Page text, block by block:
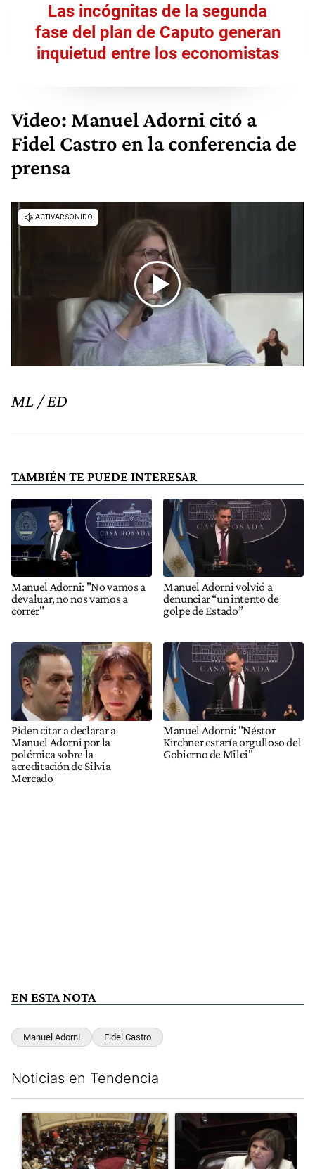
Las incógnitas de la segunda
fase del plan de Caputo generan
inquietud entre los economistas
Video: Manuel Adorni citó a
Fidel Castro en la conferencia de
prensa
ML / ED
TAMBIÉN TE PUEDE INTERESAR
Manuel Adorni: "No vamos a
devaluar, no nos vamos a
correr"
Manuel Adorni volvió a
denunciar “un intento de
golpe de Estado”
Piden citar a declarar a
Manuel Adorni por la
polémica sobre la
acreditación de Silvia
Mercado
Manuel Adorni: "Néstor
Kirchner estaría orgulloso del
Gobierno de Milei"
EN ESTA NOTA
Manuel Adorni Fidel Castro
Noticias en Tendencia
Un artículo de tendencia con el título "El Senado dio media
Un artículo de tendencia